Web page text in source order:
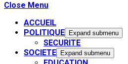
Close Menu
ACCUEIL
POLITIQUE
Expand submenu
SECURITE
SOCIETE
Expand submenu